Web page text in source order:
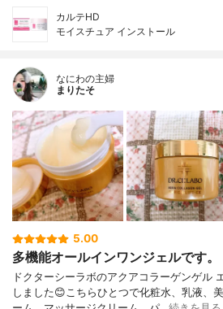
カルテHD
モイスチュア インストール
なにわの主婦
まりたそ
5.00
多機能オールインワンジェルです。
ドクターシーラボのアクアコラーゲンゲル
しました😊こちらひとつで化粧水、乳液、